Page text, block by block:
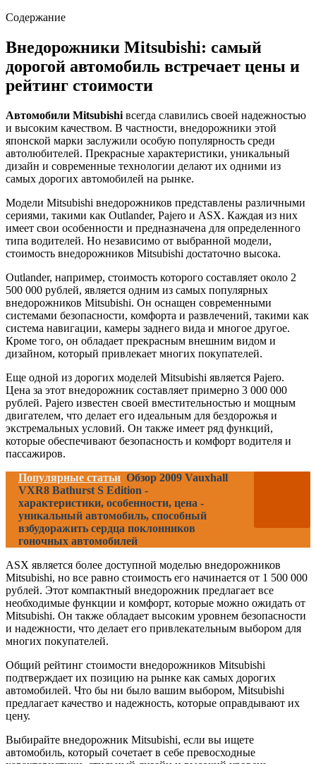
Содержание
Внедорожники Mitsubishi: самый
дорогой автомобиль встречает цены и
рейтинг стоимости
Автомобили Mitsubishi всегда славились своей надежностью
и высоким качеством. В частности, внедорожники этой
японской марки заслужили особую популярность среди
автолюбителей. Прекрасные характеристики, уникальный
дизайн и современные технологии делают их одними из
самых дорогих автомобилей на рынке.
Модели Mitsubishi внедорожников представлены различными
сериями, такими как Outlander, Pajero и ASX. Каждая из них
имеет свои особенности и предназначена для определенного
типа водителей. Но независимо от выбранной модели,
стоимость внедорожников Mitsubishi достаточно высока.
Outlander, например, стоимость которого составляет около 2
500 000 рублей, является одним из самых популярных
внедорожников Mitsubishi. Он оснащен современными
системами безопасности, комфорта и развлечений, такими как
система навигации, камеры заднего вида и многое другое.
Кроме того, он обладает прекрасным внешним видом и
дизайном, который привлекает многих покупателей.
Еще одной из дорогих моделей Mitsubishi является Pajero.
Цена за этот внедорожник составляет примерно 3 000 000
рублей. Pajero известен своей вместительностью и мощным
двигателем, что делает его идеальным для бездорожья и
экстремальных условий. Он также имеет ряд функций,
которые обеспечивают безопасность и комфорт водителя и
пассажиров.
Популярные статьи Обзор 2009 Vauxhall
VXR8 Bathurst S Edition -
характеристики, особенности, цена -
уникальный автомобиль, способный
взбудоражить сердца поклонников
гоночных автомобилей
ASX является более доступной моделью внедорожников
Mitsubishi, но все равно стоимость его начинается от 1 500 000
рублей. Этот компактный внедорожник предлагает все
необходимые функции и комфорт, которые можно ожидать от
Mitsubishi. Он также обладает высоким уровнем безопасности
и надежности, что делает его привлекательным выбором для
многих покупателей.
Общий рейтинг стоимости внедорожников Mitsubishi
подтверждает их позицию на рынке как самых дорогих
автомобилей. Что бы ни было вашим выбором, Mitsubishi
предлагает качество и надежность, которые оправдывают их
цену.
Выбирайте внедорожник Mitsubishi, если вы ищете
автомобиль, который сочетает в себе превосходные